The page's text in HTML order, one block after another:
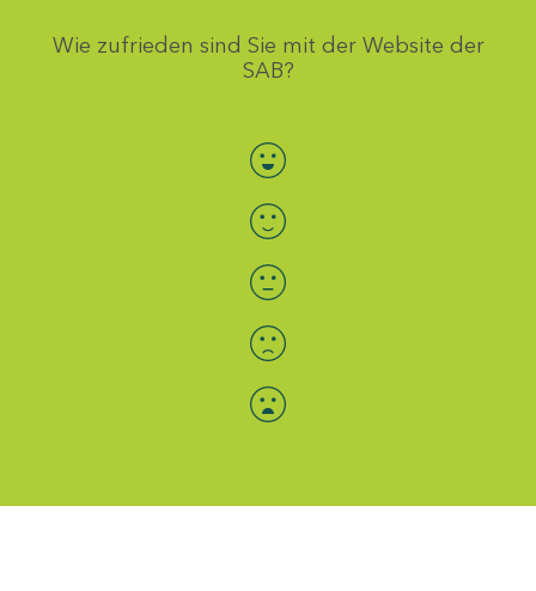
Wie zufrieden sind Sie mit der Website der
SAB?
Bewertung auswählen